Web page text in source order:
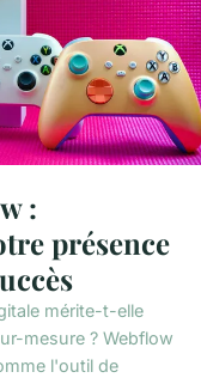
:
présence
mérite-t-elle
mesure ? Webflow
l'outil de